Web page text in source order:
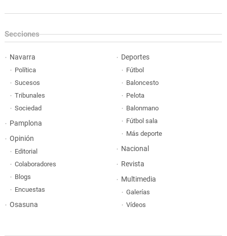
Secciones
Navarra
Política
Sucesos
Tribunales
Sociedad
Pamplona
Opinión
Editorial
Colaboradores
Blogs
Encuestas
Osasuna
Deportes
Fútbol
Baloncesto
Pelota
Balonmano
Fútbol sala
Más deporte
Nacional
Revista
Multimedia
Galerías
Vídeos